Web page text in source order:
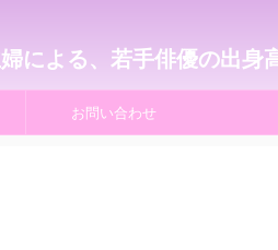
による、若手俳優の出身
お問い合わせ